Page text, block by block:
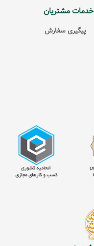
خدمات مشتریان
پیگیری سفارش